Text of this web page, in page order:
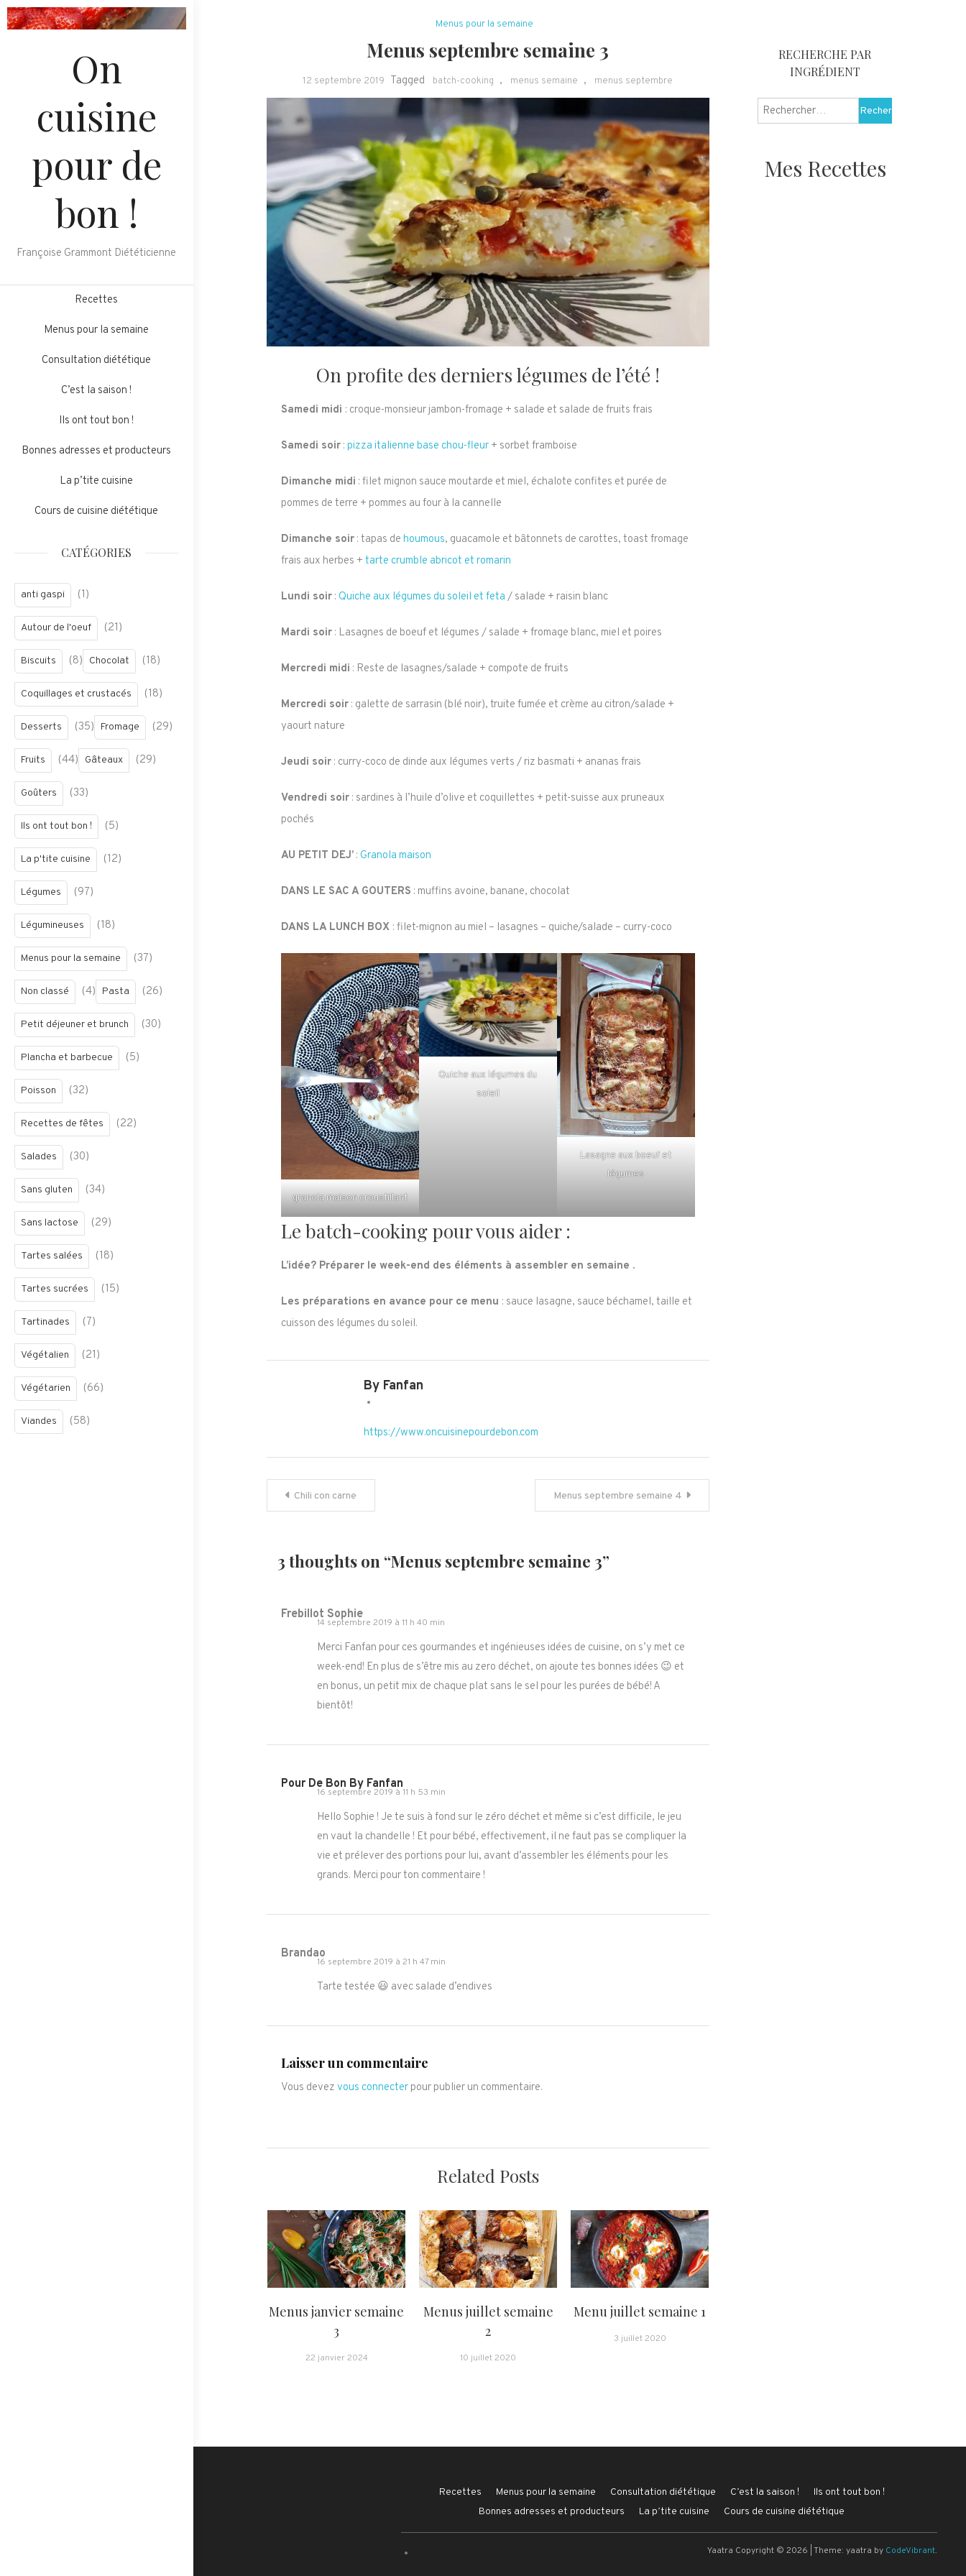
Skip
to
On
cuisine
pour de
bon !
Françoise Grammont Diététicienne
Recettes
Menus pour la semaine
Consultation diététique
C’est la saison !
Ils ont tout bon !
Bonnes adresses et producteurs
La p’tite cuisine
Cours de cuisine diététique
CATÉGORIES
anti gaspi (1)
Autour de l'oeuf (21)
Biscuits (8) Chocolat (18)
Coquillages et crustacés (18)
Desserts (35) Fromage (29)
Fruits (44) Gâteaux (29)
Goûters (33)
Ils ont tout bon ! (5)
La p'tite cuisine (12)
Légumes (97)
Légumineuses (18)
Menus pour la semaine (37)
Non classé (4) Pasta (26)
Petit déjeuner et brunch (30)
Plancha et barbecue (5)
Poisson (32)
Recettes de fêtes (22)
Salades (30)
Sans gluten (34)
Sans lactose (29)
Tartes salées (18)
Tartes sucrées (15)
Tartinades (7)
Végétalien (21)
Végétarien (66)
Viandes (58)
Menus pour la semaine
Menus septembre semaine 3
12 septembre 2019 Tagged batch-cooking , menus semaine , menus septembre
On profite des derniers légumes de l’été !
Samedi midi : croque-monsieur jambon-fromage + salade et salade de fruits frais
Samedi soir :pizza italienne base chou-fleur + sorbet framboise
Dimanche midi : filet mignon sauce moutarde et miel, échalote confites et purée de
pommes de terre + pommes au four à la cannelle
Dimanche soir : tapas dehoumous, guacamole et bâtonnets de carottes, toast fromage
frais aux herbes +tarte crumble abricot et romarin
Lundi soir : Quiche aux légumes du soleil et feta/ salade + raisin blanc
Mardi soir : Lasagnes de boeuf et légumes / salade + fromage blanc, miel et poires
Mercredi midi : Reste de lasagnes/salade + compote de fruits
Mercredi soir : galette de sarrasin (blé noir), truite fumée et crème au citron/salade +
yaourt nature
Jeudi soir : curry-coco de dinde aux légumes verts / riz basmati + ananas frais
Vendredi soir : sardines à l’huile d’olive et coquillettes + petit-suisse aux pruneaux
pochés
AU PETIT DEJ’ : Granola maison
DANS LE SAC A GOUTERS : muffins avoine, banane, chocolat
DANS LA LUNCH BOX : filet-mignon au miel – lasagnes – quiche/salade – curry-coco
granola maison croustillant
Quiche aux légumes du
soleil
Lasagne aux boeuf et
légumes
Le batch-cooking pour vous aider :
L’idée? Préparer le week-end des éléments à assembler en semaine .
Les préparations en avance pour ce menu : sauce lasagne, sauce béchamel, taille et
cuisson des légumes du soleil.
By Fanfan
https://www.oncuisinepourdebon.com
Navigation
l’article
Chili con carne Menus septembre semaine 4
3 thoughts on “Menus septembre semaine 3”
Frebillot Sophie
14 septembre 2019 à 11 h 40 min
Merci Fanfan pour ces gourmandes et ingénieuses idées de cuisine, on s’y met ce
week-end! En plus de s’être mis au zero déchet, on ajoute tes bonnes idées 😉 et
en bonus, un petit mix de chaque plat sans le sel pour les purées de bébé! A
bientôt!
Pour De Bon By Fanfan
16 septembre 2019 à 11 h 53 min
Hello Sophie ! Je te suis à fond sur le zéro déchet et même si c’est difficile, le jeu
en vaut la chandelle ! Et pour bébé, effectivement, il ne faut pas se compliquer la
vie et prélever des portions pour lui, avant d’assembler les éléments pour les
grands. Merci pour ton commentaire !
Brandao
16 septembre 2019 à 21 h 47 min
Tarte testée 😃 avec salade d’endives
Laisser un commentaire
Vous devezvous connecter pour publier un commentaire.
Related Posts
Menus janvier semaine
3
22 janvier 2024
Menus juillet semaine
2
10 juillet 2020
Menu juillet semaine 1
3 juillet 2020
RECHERCHE PAR
INGRÉDIENT
Rechercher :
Mes Recettes
Recettes Menus pour la semaine Consultation diététique C’est la saison !
Ils ont tout bon !
Bonnes adresses et producteurs
La p’tite cuisine Cours de cuisine diététique
Yaatra Copyright © 2026 Theme: yaatra by CodeVibrant.